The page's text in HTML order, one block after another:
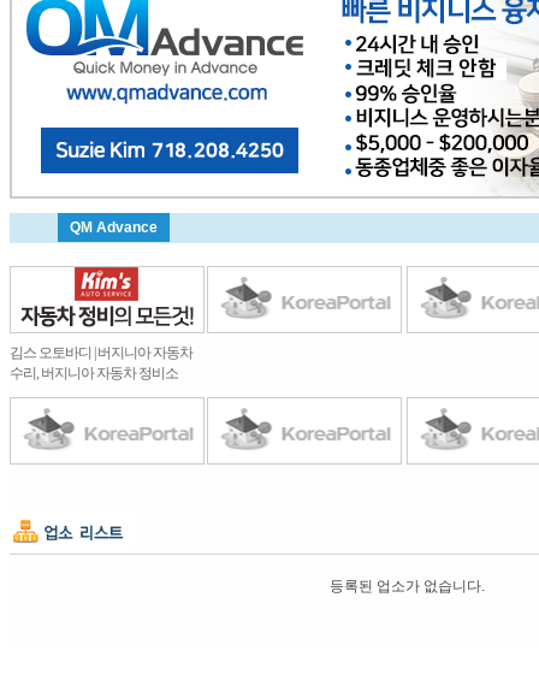
QM Advance
김스 오토바디 | 버지니아 자동차
수리, 버지니아 자동차 정비소
등록된 업소가 없습니다.